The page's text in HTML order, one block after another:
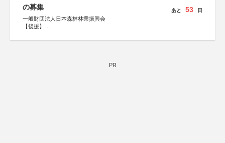
の募集
一般財団法人日本森林林業振興会
【後援】
会、森林火災対策協会
あと 53 日
PR